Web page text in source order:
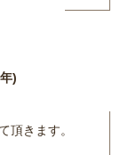
)
頂きます。